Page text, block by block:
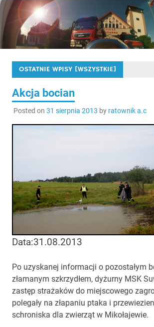
OSTATNIE WPISY [WSZYSTKIE]
Akcja bocian
Posted on 31 sierpnia 2013 by ratownik a.c
Data:31.08.2013
Po uzyskanej informacji o pozostałym
złamanym szkrzydłem, dyżurny MSK
zastęp strażaków do miejscowego
polegały na złapaniu ptaka i
schroniska dla zwierząt w Mikołajewie.